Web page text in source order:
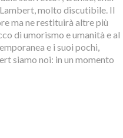
molto discutibile. Il
ma ne restituirà altre più
di umorismo e umanità e al
e i suoi pochi,
siamo noi: in un momento